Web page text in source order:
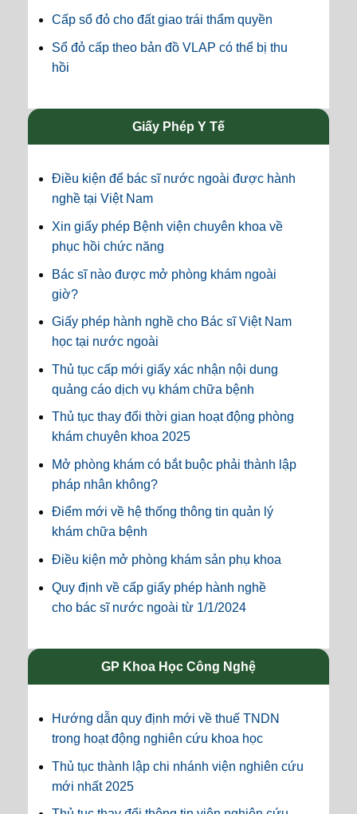
Cấp sổ đỏ cho đất giao trái thẩm quyền
Sổ đỏ cấp theo bản đồ VLAP có thể bị thu
hồi
Giấy Phép Y Tế
Điều kiện để bác sĩ nước ngoài được hành
nghề tại Việt Nam
Xin giấy phép Bệnh viện chuyên khoa về
phục hồi chức năng
Bác sĩ nào được mở phòng khám ngoài
giờ?
Giấy phép hành nghề cho Bác sĩ Việt Nam
học tại nước ngoài
Thủ tục cấp mới giấy xác nhận nội dung
quảng cáo dịch vụ khám chữa bệnh
Thủ tục thay đổi thời gian hoạt động phòng
khám chuyên khoa 2025
Mở phòng khám có bắt buộc phải thành lập
pháp nhân không?
Điểm mới về hệ thống thông tin quản lý
khám chữa bệnh
Điều kiện mở phòng khám sản phụ khoa
Quy định về cấp giấy phép hành nghề
cho bác sĩ nước ngoài từ 1/1/2024
GP Khoa Học Công Nghệ
Hướng dẫn quy định mới về thuế TNDN
trong hoạt động nghiên cứu khoa học
Thủ tục thành lập chi nhánh viện nghiên cứu
mới nhất 2025